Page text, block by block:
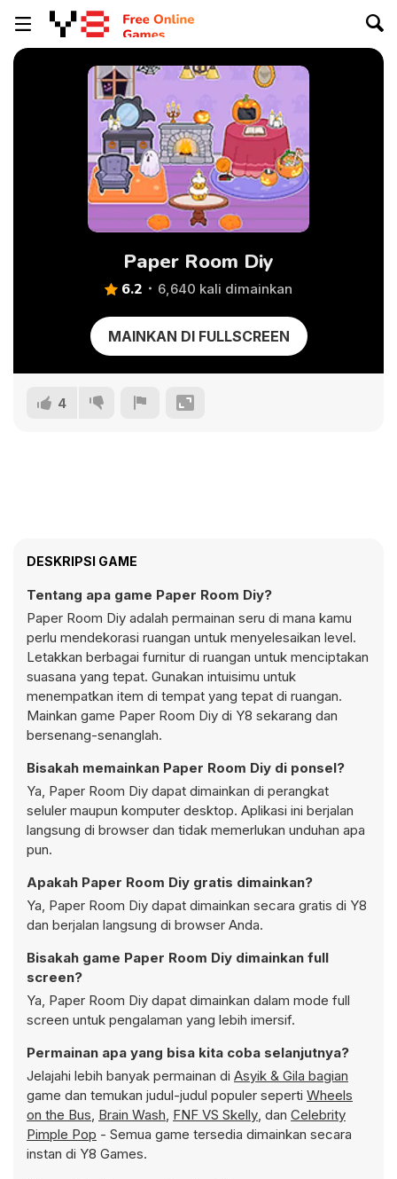
Paper Room Diy
6.2 6,640 kali dimainkan
MAINKAN DI FULLSCREEN
4
DESKRIPSI GAME
Tentang apa game Paper Room Diy?
Paper Room Diy adalah permainan seru di mana kamu
perlu mendekorasi ruangan untuk menyelesaikan level.
Letakkan berbagai furnitur di ruangan untuk menciptakan
suasana yang tepat. Gunakan intuisimu untuk
menempatkan item di tempat yang tepat di ruangan.
Mainkan game Paper Room Diy di Y8 sekarang dan
bersenang-senanglah.
Bisakah memainkan Paper Room Diy di ponsel?
Ya, Paper Room Diy dapat dimainkan di perangkat
seluler maupun komputer desktop. Aplikasi ini berjalan
langsung di browser dan tidak memerlukan unduhan apa
pun.
Apakah Paper Room Diy gratis dimainkan?
Ya, Paper Room Diy dapat dimainkan secara gratis di Y8
dan berjalan langsung di browser Anda.
Bisakah game Paper Room Diy dimainkan full
screen?
Ya, Paper Room Diy dapat dimainkan dalam mode full
screen untuk pengalaman yang lebih imersif.
Permainan apa yang bisa kita coba selanjutnya?
Jelajahi lebih banyak permainan di Asyik & Gila bagian
game dan temukan judul-judul populer seperti Wheels
on the Bus, Brain Wash, FNF VS Skelly, dan Celebrity
Pimple Pop - Semua game tersedia dimainkan secara
instan di Y8 Games.